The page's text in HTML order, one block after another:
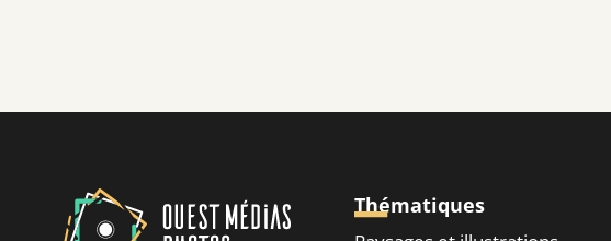
Thématiques